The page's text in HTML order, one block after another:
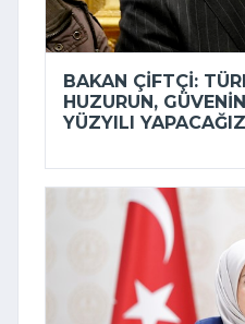
BAKAN ÇIFTÇI:
HUZURUN,
YÜZYILI YAPACAĞIZ